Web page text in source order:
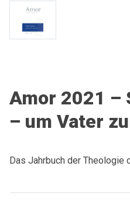
Amor 2021 –
– um Vater
Das Jahrbuch der Theologie